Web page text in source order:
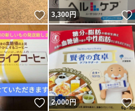
いいね！
3,300円
いいね！
2,000円